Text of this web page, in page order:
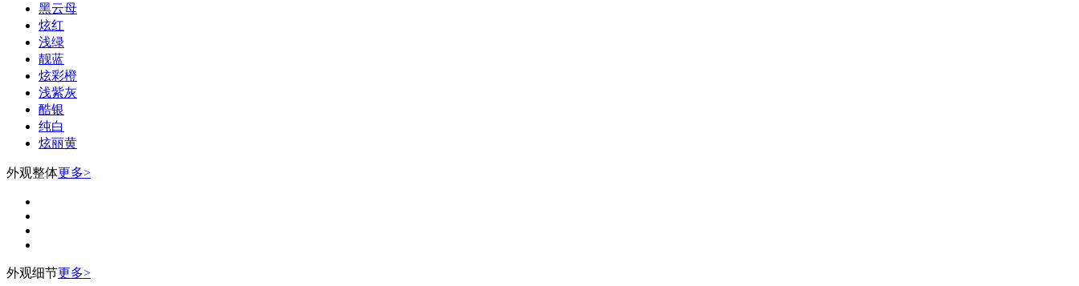
黑云母
炫红
浅绿
靓蓝
炫彩橙
浅紫灰
酷银
纯白
炫丽黄
外观整体更多>
外观细节更多>